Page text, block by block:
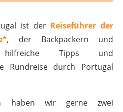
ist der Reiseführer der
, der Backpackern und
hilfreiche Tipps und
Rundreise durch Portugal
haben wir gerne zwei